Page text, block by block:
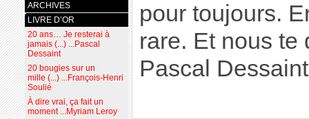
pour toujours.
rare. Et nous te
Pascal Dessaint
ARCHIVES
LIVRE D’OR
20 ans… Je resterai à
jamais (...) ...Pascal
Dessaint
20 bougies sur un
mille (...) ...François-Henri
Soulié
À dire vrai, ça fait un
moment ...Myriam Leroy